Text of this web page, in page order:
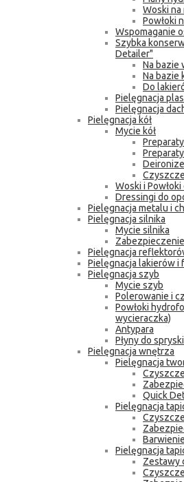
Woski na
Powłoki
Wspomaganie
Szybka
Detailer"
Na bazie
Na bazie
Do
Pielęgnacja
Pielęgnacja
Pielęgnacja kół
Mycie kół
Woski i
Dressingi do
Pielęgnacja metalu i
Pielęgnacja silnika
Mycie silnika
Pielęgnacja
Pielęgnacja lakierów i
Pielęgnacja szyb
Mycie szyb
Polerowanie i
Powłoki
wycieraczka)
Antypara
Płyny do
Pielęgnacja wnętrza
Pielęgnacja
Quick
Pielęgnacja
Pielęgnacja
Zestawy